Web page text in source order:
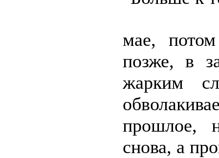
мае,
позже, в
жарким
прошлое,
снова, а